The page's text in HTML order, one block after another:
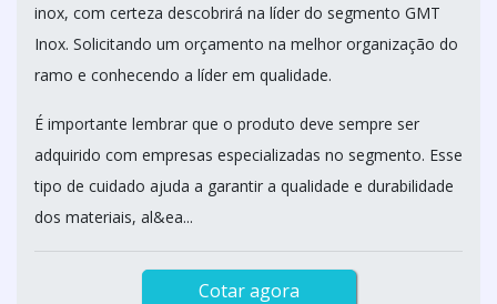
inox, com certeza descobrirá na líder do segmento GMT
Inox. Solicitando um orçamento na melhor organização do
ramo e conhecendo a líder em qualidade.
É importante lembrar que o produto deve sempre ser
adquirido com empresas especializadas no segmento. Esse
tipo de cuidado ajuda a garantir a qualidade e durabilidade
dos materiais, al&ea...
Cotar agora